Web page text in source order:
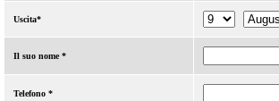
Uscita*
Il suo nome *
Telefono *